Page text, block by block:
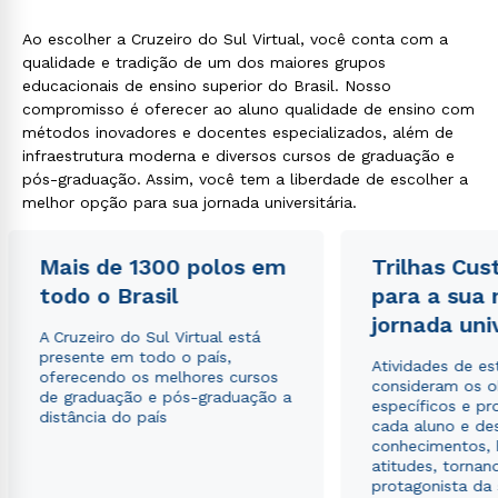
Ao escolher a Cruzeiro do Sul Virtual, você conta com a
qualidade e tradição de um dos maiores grupos
educacionais de ensino superior do Brasil. Nosso
compromisso é oferecer ao aluno qualidade de ensino com
métodos inovadores e docentes especializados, além de
infraestrutura moderna e diversos cursos de graduação e
pós-graduação. Assim, você tem a liberdade de escolher a
melhor opção para sua jornada universitária.
Mais de 1300 polos em
todo o Brasil
A Cruzeiro do Sul Virtual está
presente em todo o país,
oferecendo os melhores cursos
de graduação e pós-graduação a
distância do país
Trilhas
para a sua
jornada
Atividades de
consideram os
específicos e
cada aluno e
conhecimentos,
atitudes,
protagonista da
Rápido e fácil
WhatsApp
ou
Estou de acordo com a Política de Privacidade.e
autorizo que meus dados sejam utilizados para o
envio de conteúdos da Cruzeiro do Sul.